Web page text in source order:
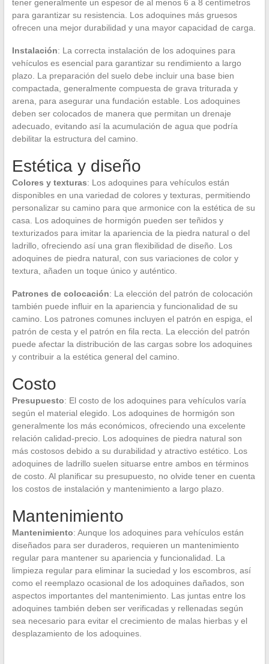
tener generalmente un espesor de al menos 6 a 8 centímetros
para garantizar su resistencia. Los adoquines más gruesos
ofrecen una mejor durabilidad y una mayor capacidad de carga.
Instalación: La correcta instalación de los adoquines para
vehículos es esencial para garantizar su rendimiento a largo
plazo. La preparación del suelo debe incluir una base bien
compactada, generalmente compuesta de grava triturada y
arena, para asegurar una fundación estable. Los adoquines
deben ser colocados de manera que permitan un drenaje
adecuado, evitando así la acumulación de agua que podría
debilitar la estructura del camino.
Estética y diseño
Colores y texturas: Los adoquines para vehículos están
disponibles en una variedad de colores y texturas, permitiendo
personalizar su camino para que armonice con la estética de su
casa. Los adoquines de hormigón pueden ser teñidos y
texturizados para imitar la apariencia de la piedra natural o del
ladrillo, ofreciendo así una gran flexibilidad de diseño. Los
adoquines de piedra natural, con sus variaciones de color y
textura, añaden un toque único y auténtico.
Patrones de colocación: La elección del patrón de colocación
también puede influir en la apariencia y funcionalidad de su
camino. Los patrones comunes incluyen el patrón en espiga, el
patrón de cesta y el patrón en fila recta. La elección del patrón
puede afectar la distribución de las cargas sobre los adoquines
y contribuir a la estética general del camino.
Costo
Presupuesto: El costo de los adoquines para vehículos varía
según el material elegido. Los adoquines de hormigón son
generalmente los más económicos, ofreciendo una excelente
relación calidad-precio. Los adoquines de piedra natural son
más costosos debido a su durabilidad y atractivo estético. Los
adoquines de ladrillo suelen situarse entre ambos en términos
de costo. Al planificar su presupuesto, no olvide tener en cuenta
los costos de instalación y mantenimiento a largo plazo.
Mantenimiento
Mantenimiento: Aunque los adoquines para vehículos están
diseñados para ser duraderos, requieren un mantenimiento
regular para mantener su apariencia y funcionalidad. La
limpieza regular para eliminar la suciedad y los escombros, así
como el reemplazo ocasional de los adoquines dañados, son
aspectos importantes del mantenimiento. Las juntas entre los
adoquines también deben ser verificadas y rellenadas según
sea necesario para evitar el crecimiento de malas hierbas y el
desplazamiento de los adoquines.